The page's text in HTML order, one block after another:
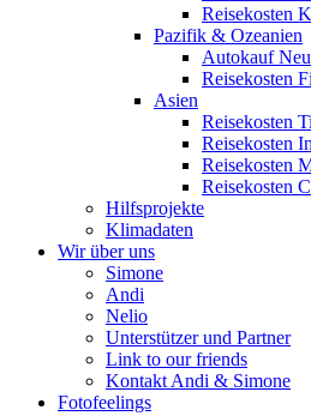
Reisekosten
Pazifik & Ozeanien
Autokauf
Reisekosten
Asien
Reisekosten
Reisekosten
Reisekosten
Reisekosten
Hilfsprojekte
Klimadaten
Wir über uns
Simone
Andi
Nelio
Unterstützer und Partner
Link to our friends
Kontakt Andi & Simone
Fotofeelings